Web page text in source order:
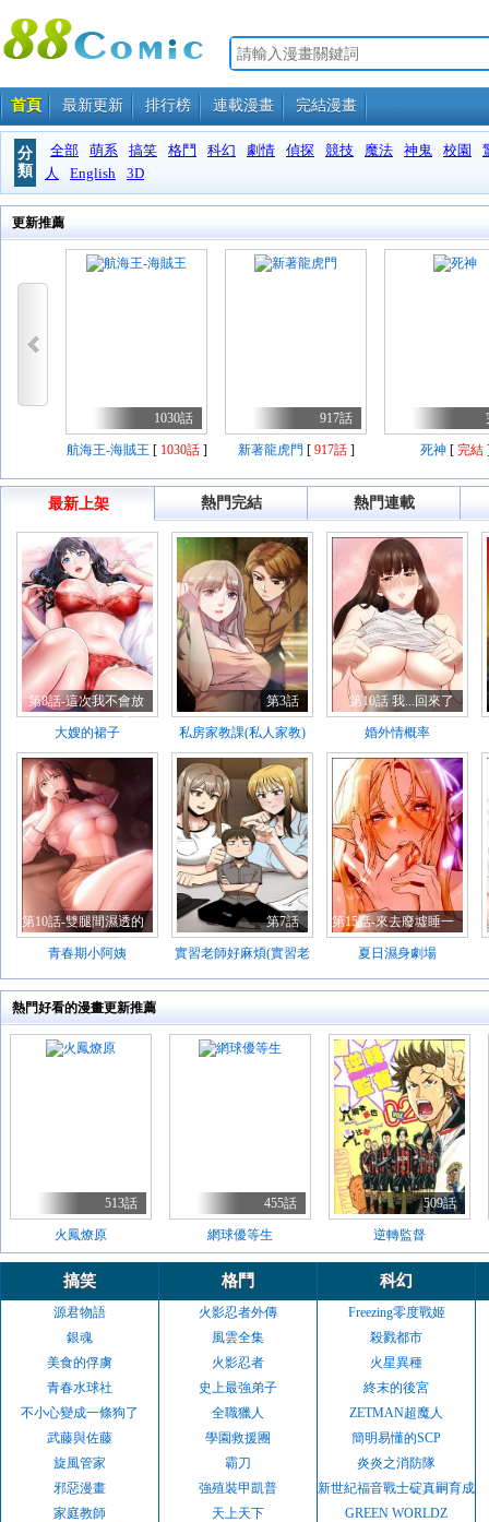
首頁 最新更新 排行榜 連載漫畫 完結漫畫
分
類
全部 萌系 搞笑 格鬥 科幻 劇情 偵探 競技 魔法 神鬼 校園
人
English 3D
更新推薦
1030話
航海王-海賊王 [ 1030話]
917話
新著龍虎門 [ 917話] 死神[ 完結
最新上架 熱門完結 熱門連載
第8話-這次我不會放
大嫂的裙子
第3話
私房家教課(私人家教)
第10話 我...回來了
婚外情概率
第10話-雙腿間濕透的
學妹
青春期小阿姨
第7話
實習老師好麻煩(實習老
第15話-來去廢墟睡一
晚5
夏日濕身劇場
熱門好看的漫畫更新推薦
513話
火鳳燎原
455話
網球優等生
509話
逆轉監督
搞笑
源君物語
銀魂
美食的俘虜
青春水球社
不小心變成一條狗了
武藤與佐藤
旋風管家
邪惡漫畫
家庭教師
格鬥
火影忍者外傳
風雲全集
火影忍者
史上最強弟子
全職獵人
學園救援團
霸刀
強殖裝甲凱普
天上天下
科幻
Freezing零度戰姬
殺戮都市
火星異種
終末的後宮
ZETMAN超魔人
簡明易懂的SCP
炎炎之消防隊
新世紀福音戰士碇真嗣育成
GREEN WORLDZ